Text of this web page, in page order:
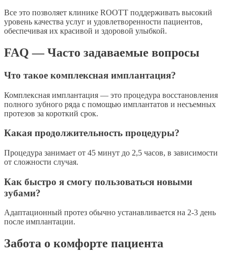
Все это позволяет клинике ROOTT поддерживать высокий
уровень качества услуг и удовлетворенности пациентов,
обеспечивая их красивой и здоровой улыбкой.
FAQ — Часто задаваемые вопросы
Что такое комплексная имплантация?
Комплексная имплантация — это процедура восстановления
полного зубного ряда с помощью имплантатов и несъемных
протезов за короткий срок.
Какая продолжительность процедуры?
Процедура занимает от 45 минут до 2,5 часов, в зависимости
от сложности случая.
Как быстро я смогу пользоваться новыми
зубами?
Адаптационный протез обычно устанавливается на 2-3 день
после имплантации.
Забота о комфорте пациента